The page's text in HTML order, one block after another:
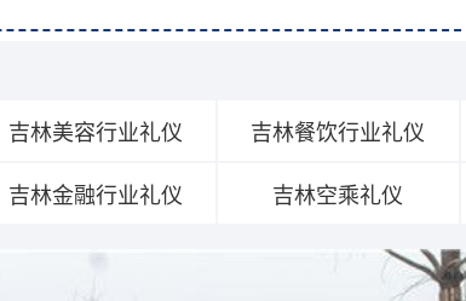
吉林美容行业礼仪 吉林餐饮行业礼仪
吉林金融行业礼仪 吉林空乘礼仪